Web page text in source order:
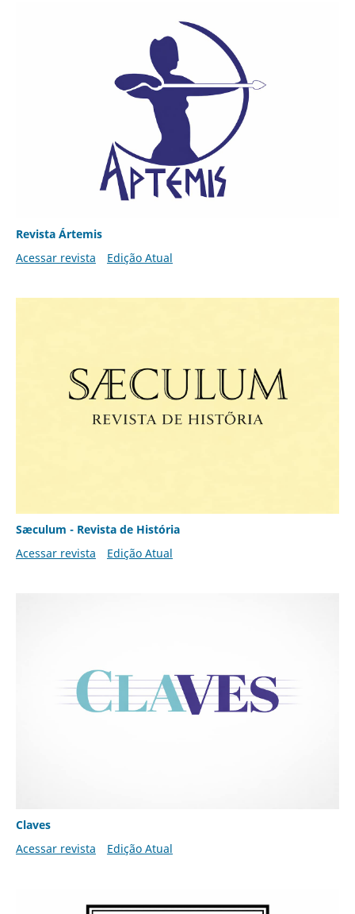
Revista Ártemis
Acessar revista
Edição Atual
Sæculum - Revista de História
Acessar revista
Edição Atual
Claves
Acessar revista
Edição Atual